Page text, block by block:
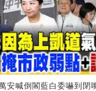
安喊倒閣藍白委嚇到閉